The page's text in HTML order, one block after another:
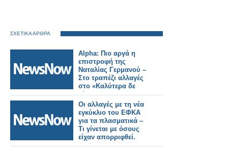
ΣΧΕΤΙΚΑ ΑΡΘΡΑ
Alpha: Πιο αργά η
επιστροφή της
Ναταλίας Γερμανού –
Στο τραπέζι αλλαγές
στο «Καλύτερα δε
γίνεται»
Οι αλλαγές με τη νέα
εγκύκλιο του ΕΦΚΑ
για τα πλασματικά –
Τι γίνεται με όσους
είχαν απορριφθεί.